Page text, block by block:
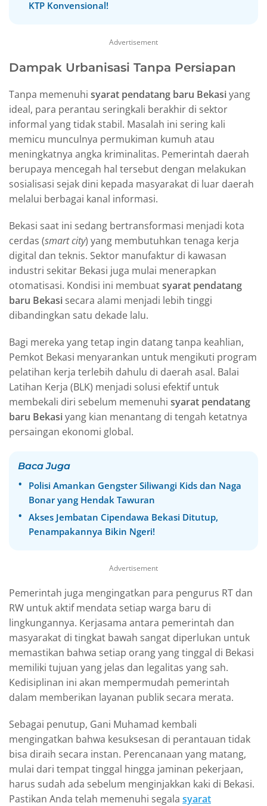
KTP Konvensional!
Advertisement
Dampak Urbanisasi Tanpa Persiapan
Tanpa memenuhi syarat pendatang baru Bekasiyang
ideal, para perantau seringkali berakhir di sektor
informal yang tidak stabil. Masalah ini sering kali
memicu munculnya permukiman kumuh atau
meningkatnya angka kriminalitas. Pemerintah daerah
berupaya mencegah hal tersebut dengan melakukan
sosialisasi sejak dini kepada masyarakat di luar daerah
melalui berbagai kanal informasi.
Bekasi saat ini sedang bertransformasi menjadi kota
cerdas (smart city) yang membutuhkan tenaga kerja
digital dan teknis. Sektor manufaktur di kawasan
industri sekitar Bekasi juga mulai menerapkan
otomatisasi. Kondisi ini membuatsyarat pendatang
baru Bekasi secara alami menjadi lebih tinggi
dibandingkan satu dekade lalu.
Bagi mereka yang tetap ingin datang tanpa keahlian,
Pemkot Bekasi menyarankan untuk mengikuti program
pelatihan kerja terlebih dahulu di daerah asal. Balai
Latihan Kerja (BLK) menjadi solusi efektif untuk
membekali diri sebelum memenuhi syarat pendatang
baru Bekasiyang kian menantang di tengah ketatnya
persaingan ekonomi global.
Baca Juga
Polisi Amankan Gengster Siliwangi Kids dan Naga
Bonar yang Hendak Tawuran
Akses Jembatan Cipendawa Bekasi Ditutup,
Penampakannya Bikin Ngeri!
Advertisement
Pemerintah juga mengingatkan para pengurus RT dan
RW untuk aktif mendata setiap warga baru di
lingkungannya. Kerjasama antara pemerintah dan
masyarakat di tingkat bawah sangat diperlukan untuk
memastikan bahwa setiap orang yang tinggal di Bekasi
memiliki tujuan yang jelas dan legalitas yang sah.
Kedisiplinan ini akan mempermudah pemerintah
dalam memberikan layanan publik secara merata.
Sebagai penutup, Gani Muhamad kembali
mengingatkan bahwa kesuksesan di perantauan tidak
bisa diraih secara instan. Perencanaan yang matang,
mulai dari tempat tinggal hingga jaminan pekerjaan,
harus sudah ada sebelum menginjakkan kaki di Bekasi.
Pastikan Anda telah memenuhi segala syarat